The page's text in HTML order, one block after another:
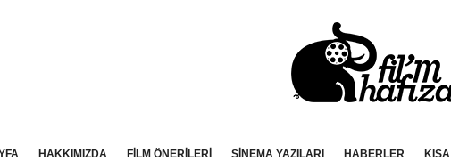
HAKKIMIZDA FİLM ÖNERİLERİ SİNEMA YAZILARI HABERLER